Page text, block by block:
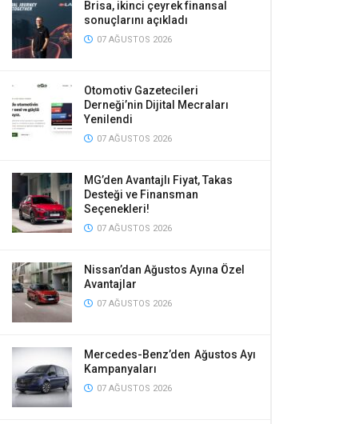
Brisa, ikinci çeyrek finansal
sonuçlarını açıkladı
07 AĞUSTOS 2026
Otomotiv Gazetecileri
Derneği’nin Dijital Mecraları
Yenilendi
07 AĞUSTOS 2026
MG’den Avantajlı Fiyat, Takas
Desteği ve Finansman
Seçenekleri!
07 AĞUSTOS 2026
Nissan’dan Ağustos Ayına Özel
Avantajlar
07 AĞUSTOS 2026
Mercedes-Benz’den Ağustos Ayı
Kampanyaları
07 AĞUSTOS 2026